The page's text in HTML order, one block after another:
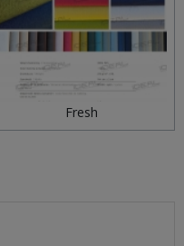
Fresh